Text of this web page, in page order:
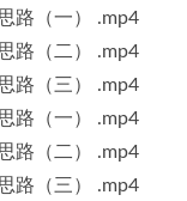
路（一） .mp4
路（二） .mp4
路（三） .mp4
路（一） .mp4
路（二） .mp4
路（三） .mp4